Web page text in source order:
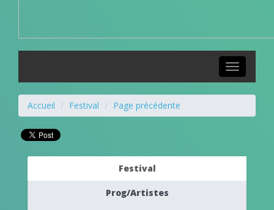
Toggle
navigation
Accueil Festival Page précédente
Festival
Prog/Artistes